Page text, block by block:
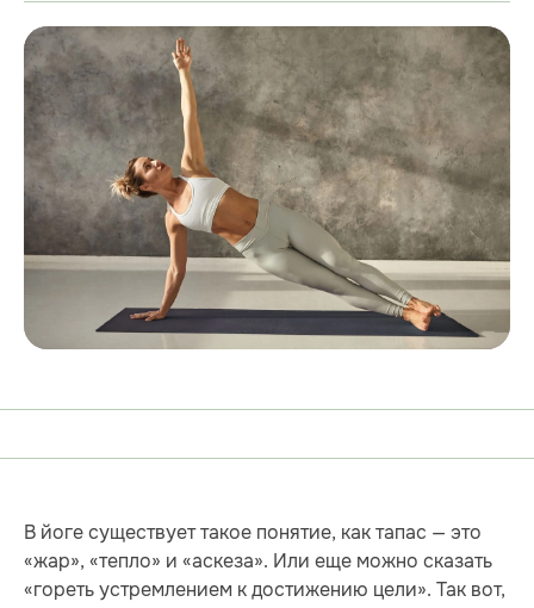
В йоге существует такое понятие, как тапас — это
«жар», «тепло» и «аскеза». Или еще можно сказать
«гореть устремлением к достижению цели». Так вот,